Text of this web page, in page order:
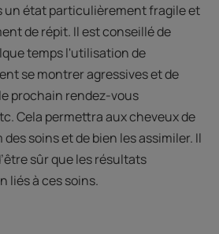
un état particulièrement fragile et
de répit. Il est conseillé de
temps l'utilisation de
se montrer agressives et de
prochain rendez-vous
Cela permettra aux cheveux de
soins et de bien les assimiler. Il
sûr que les résultats
liés à ces soins.